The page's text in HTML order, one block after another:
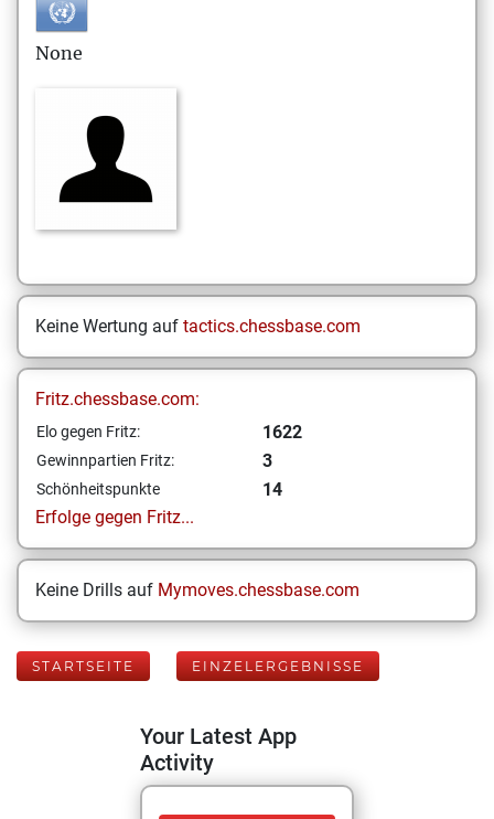
None
Keine Wertung auf tactics.chessbase.com
Fritz.chessbase.com:
Elo gegen Fritz: 1622
Gewinnpartien Fritz: 3
Schönheitspunkte
14
Erfolge gegen Fritz...
Keine Drills auf Mymoves.chessbase.com
STARTSEITE EINZELERGEBNISSE
Your Latest App
Activity